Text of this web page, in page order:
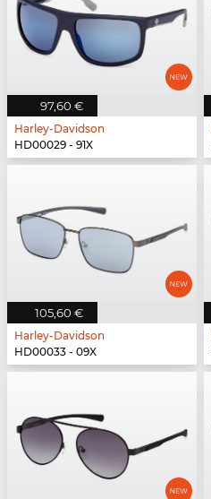
97,60 €
Harley-Davidson
HD00029 - 91X
105,60 €
Harley-Davidson
HD00033 - 09X